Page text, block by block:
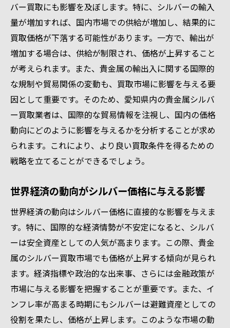
バー買取にも影響を及ぼします。特に、シルバーの輸入
量が増加すれば、国内市場での供給が増加し、結果的に
買取価格が下落する可能性があります。一方で、輸出が
増加する場合は、供給が制限され、価格が上昇すること
が考えられます。また、貴金属の輸出入に関する国際的
な規制や貿易関係の変動も、買取市場に影響を与える要
因として重要です。そのため、愛知県内の貴金属シルバ
ー買取業者は、国際的な貿易情報を注視し、国内の価格
動向にどのように影響を与えるかを分析することが求め
られます。これにより、より良い買取条件を得るための
戦略を立てることができるでしょう。
世界経済の動向がシルバー価格に与える影響
世界経済の動向はシルバー価格に直接的な影響を与えま
す。特に、国際的な経済情勢が不安定になると、シルバ
ーは安全資産としての人気が高まります。この際、貴金
属のシルバー買取市場でも価格が上昇する傾向が見られ
ます。経済指標や政治的な出来事、さらには金融政策が
市場に与える影響を把握することが重要です。また、イ
ンフレ率が高まる時期にもシルバーは避難資産としての
役割を果たし、価格が上昇します。このような市場の動